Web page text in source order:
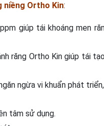
niềng Ortho Kin:
giúp tái khoáng men
răng Ortho Kin giúp tái
ngừa vi khuẩn phát
tâm sử dụng.